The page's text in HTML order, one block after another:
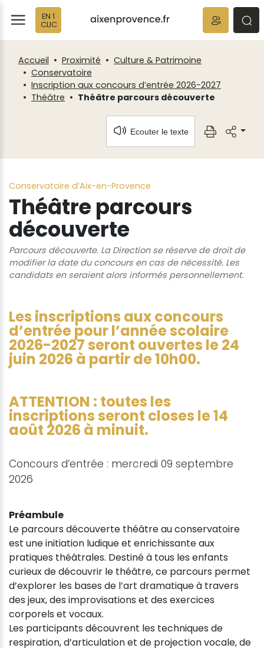
EN 1
CLIC
Accueil Proximité
Culture & Patrimoine
Conservatoire
Inscription aux concours d’entrée 2026-2027
Théâtre
Théâtre parcours découverte
Ecouter le texte
Conservatoire d’Aix-en-Provence
Théâtre parcours
découverte
Parcours découverte. La Direction se réserve de droit de
modifier la date du concours en cas de nécessité. Les
candidats en seraient alors informés personnellement.
Les inscriptions aux concours
d’entrée pour l’année scolaire
2026-2027 seront ouvertes le 24
juin 2026 à partir de 10h00.
ATTENTION : toutes les
inscriptions seront closes le 14
août 2026 à minuit.
Concours d’entrée : mercredi 09 septembre
2026
Préambule
Le parcours découverte théâtre au conservatoire
est une initiation ludique et enrichissante aux
pratiques théâtrales. Destiné à tous les enfants
curieux de découvrir le théâtre, ce parcours permet
d’explorer les bases de l’art dramatique à travers
des jeux, des improvisations et des exercices
corporels et vocaux.
Les participants découvrent les techniques de
respiration, d’articulation et de projection vocale, de
Fenêtre
de
chat
Panneau de gestion des cookies